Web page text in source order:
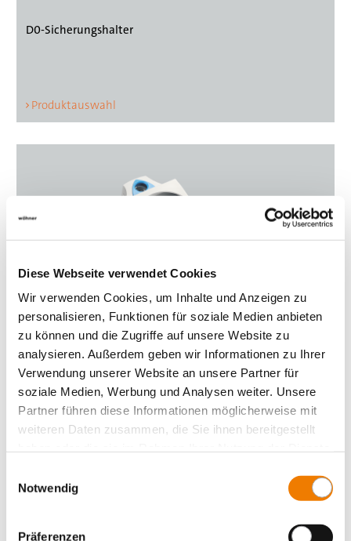
Diese Webseite verwendet Cookies
Wir verwenden Cookies, um Inhalte und Anzeigen zu
personalisieren, Funktionen für soziale Medien anbieten
zu können und die Zugriffe auf unsere Website zu
analysieren. Außerdem geben wir Informationen zu Ihrer
Verwendung unserer Website an unsere Partner für
soziale Medien, Werbung und Analysen weiter. Unsere
Partner führen diese Informationen möglicherweise mit
weiteren Daten zusammen, die Sie ihnen bereitgestellt
Notwendig
Präferenzen
D0-Sicherungshalter
Produktauswahl
D-Sicherungshalter